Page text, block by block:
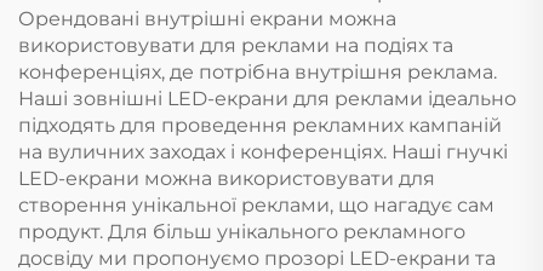
Орендовані внутрішні екрани можна
використовувати для реклами на подіях та
конференціях, де потрібна внутрішня реклама.
Наші зовнішні LED-екрани для реклами ідеально
підходять для проведення рекламних кампаній
на вуличних заходах і конференціях. Наші гнучкі
LED-екрани можна використовувати для
створення унікальної реклами, що нагадує сам
продукт. Для більш унікального рекламного
досвіду ми пропонуємо прозорі LED-екрани та